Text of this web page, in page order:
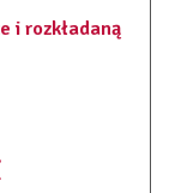
i rozkładaną